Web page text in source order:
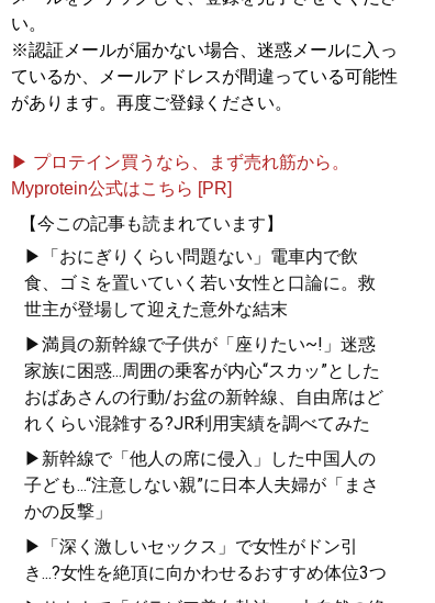
い。
※認証メールが届かない場合、迷惑メールに入っ
ているか、メールアドレスが間違っている可能性
があります。再度ご登録ください。
▶ プロテイン買うなら、まず売れ筋から。
Myprotein公式はこちら [PR]
【今この記事も読まれています】
▶「おにぎりくらい問題ない」電車内で飲
食、ゴミを置いていく若い女性と口論に。救
世主が登場して迎えた意外な結末
▶満員の新幹線で子供が「座りたい~!」迷惑
家族に困惑...周囲の乗客が内心“スカッ”とした
おばあさんの行動/お盆の新幹線、自由席はど
れくらい混雑する?JR利用実績を調べてみた
▶新幹線で「他人の席に侵入」した中国人の
子ども...“注意しない親”に日本人夫婦が「まさ
かの反撃」
▶「深く激しいセックス」で女性がドン引
き...?女性を絶頂に向かわせるおすすめ体位3つ